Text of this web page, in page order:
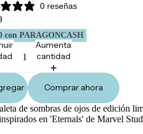
0 reseñas
con PARAGONCASH
Aumentar
cantidad
Comprar ahora
de sombras de ojos de edición
en 'Eternals' de Marvel